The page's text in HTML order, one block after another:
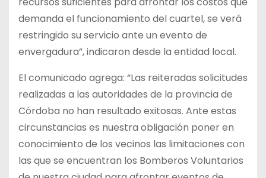
demanda el funcionamiento del cuartel, se verá
restringido su servicio ante un evento de
envergadura”, indicaron desde la entidad local.
El comunicado agrega: “Las reiteradas solicitudes
realizadas a las autoridades de la provincia de
Córdoba no han resultado exitosas. Ante estas
circunstancias es nuestra obligación poner en
conocimiento de los vecinos las limitaciones con
las que se encuentran los Bomberos Voluntarios